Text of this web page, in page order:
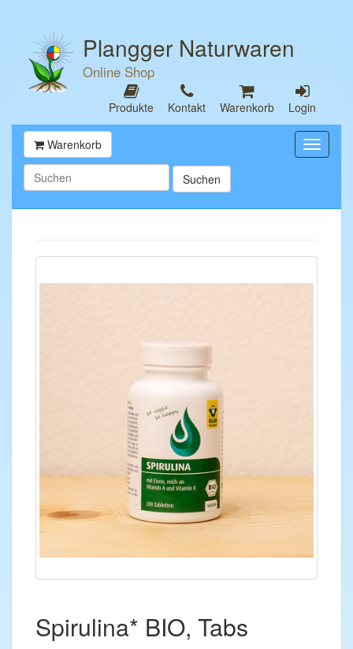
Plangger Naturwaren
Online Shop
Produkte Kontakt Warenkorb Login
Warenkorb
Spirulina* BIO, Tabs